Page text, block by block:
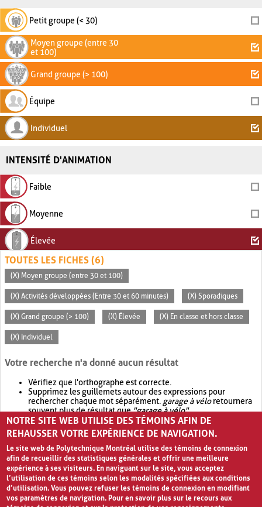
Petit groupe (< 30)
Moyen groupe (entre 30
et 100)
Grand groupe (> 100)
Équipe
Individuel
INTENSITÉ D'ANIMATION
Faible
Moyenne
Élevée
TOUTES LES FICHES (6)
(X) Moyen groupe (entre 30 et 100)
(X) Activités développées (Entre 30 et 60 minutes) (X) Sporadiques
(X) Grand groupe (> 100) (X) Élevée (X) En classe et hors classe
(X) Individuel
Votre recherche n'a donné aucun résultat
Vérifiez que l'orthographe est correcte.
Supprimez les guillemets autour des expressions pour
rechercher chaque mot séparément. garage à véloretournera
souvent plus de résultat que"garage à vélo".
Envisagez d'élargir votre recherche avec OR.garage OR vélo
retournera souvent plus de résultat quegarage à vélo
NOTRE SITE WEB UTILISE DES TÉMOINS AFIN DE
REHAUSSER VOTRE EXPÉRIENCE DE NAVIGATION.
Le site web de Polytechnique Montréal utilise des témoins de connexion
afin de recueillir des statistiques générales et offrir une meilleure
expérience à ses visiteurs. En naviguant sur le site, vous acceptez
l’utilisation de ces témoins selon les modalités spécifiées aux conditions
d’utilisation. Vous pouvez refuser les témoins de connexion en modifiant
vos paramètres de navigation. Pour en savoir plus sur le recours aux